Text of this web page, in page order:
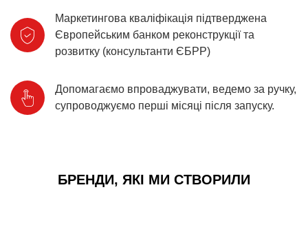
Маркетингова кваліфікація підтверджена
Європейським банком реконструкції та
розвитку (консультанти ЄБРР)
Допомагаємо впроваджувати, ведемо за ручку,
супроводжуємо перші місяці після запуску.
БРЕНДИ, ЯКІ МИ СТВОРИЛИ